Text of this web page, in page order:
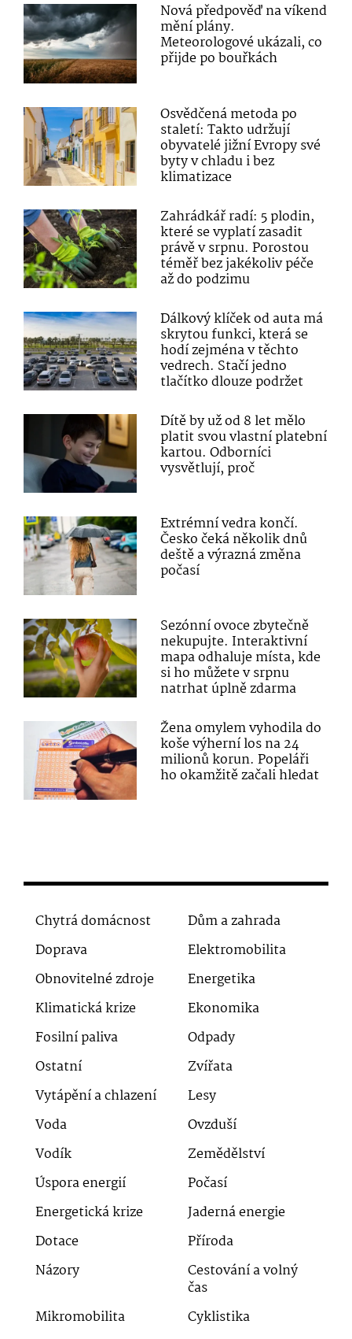
Nová předpověď na víkend
mění plány.
Meteorologové ukázali, co
přijde po bouřkách
Osvědčená metoda po
staletí: Takto udržují
obyvatelé jižní Evropy své
byty v chladu i bez
klimatizace
Zahrádkář radí: 5 plodin,
které se vyplatí zasadit
právě v srpnu. Porostou
téměř bez jakékoliv péče
až do podzimu
Dálkový klíček od auta má
skrytou funkci, která se
hodí zejména v těchto
vedrech. Stačí jedno
tlačítko dlouze podržet
Dítě by už od 8 let mělo
platit svou vlastní platební
kartou. Odborníci
vysvětlují, proč
Extrémní vedra končí.
Česko čeká několik dnů
deště a výrazná změna
počasí
Sezónní ovoce zbytečně
nekupujte. Interaktivní
mapa odhaluje místa, kde
si ho můžete v srpnu
natrhat úplně zdarma
Žena omylem vyhodila do
koše výherní los na 24
milionů korun. Popeláři
ho okamžitě začali hledat
Chytrá domácnost
Dům a zahrada
Doprava
Elektromobilita
Obnovitelné zdroje
Energetika
Klimatická krize
Ekonomika
Fosilní paliva
Odpady
Ostatní
Zvířata
Vytápění a chlazení
Lesy
Voda
Ovzduší
Vodík
Zemědělství
Úspora energií
Počasí
Energetická krize
Jaderná energie
Dotace
Příroda
Názory
Cestování a volný
čas
Mikromobilita
Cyklistika